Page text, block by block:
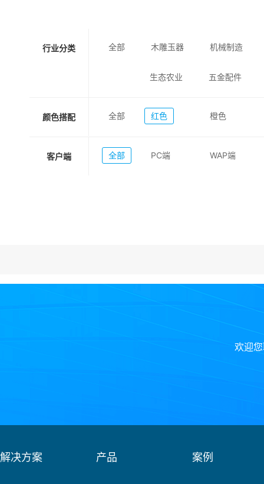
行业分类 全部 木雕玉器 机械制造
生态农业 五金配件
颜色搭配 全部 红色 橙色
客户端 全部 PC端 WAP端
欢迎
解决方案 产品 案例